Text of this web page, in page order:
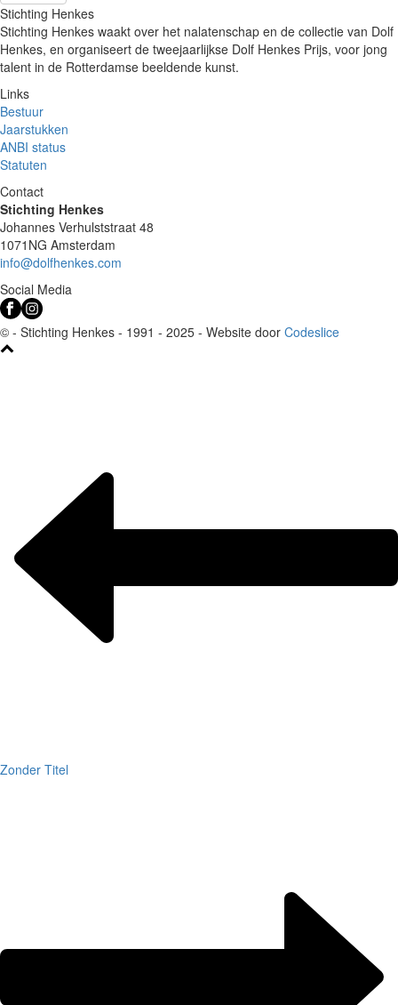
Stichting Henkes
Stichting Henkes waakt over het nalatenschap en de collectie van Dolf
Henkes, en organiseert de tweejaarlijkse Dolf Henkes Prijs, voor jong
talent in de Rotterdamse beeldende kunst.
Links
Bestuur
Jaarstukken
ANBI status
Statuten
Contact
Stichting Henkes
Johannes Verhulststraat 48
1071NG Amsterdam
info@dolfhenkes.com
Social Media
© - Stichting Henkes - 1991 - 2025 - Website door Codeslice
Zonder Titel